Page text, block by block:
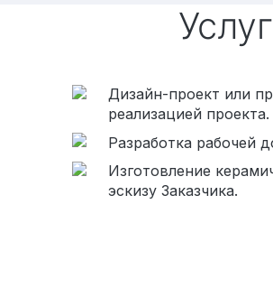
Дизайн-проект или
реализацией проекта.
Разработка рабочей
Изготовление
эскизу Заказчика.